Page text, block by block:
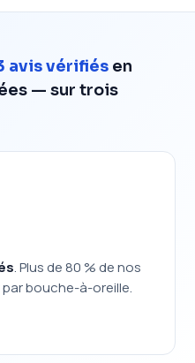
avis vérifiés en
— sur trois
. Plus de 80 % de nos
bouche-à-oreille.